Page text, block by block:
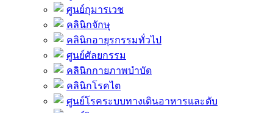
ศูนย์กุมารเวช
คลินิกจักษุ
คลินิกอายุรกรรมทั่วไป
ศูนย์ศัลยกรรม
คลินิกกายภาพบำบัด
คลินิกโรคไต
ศูนย์โรคระบบทางเดินอาหารและตับ